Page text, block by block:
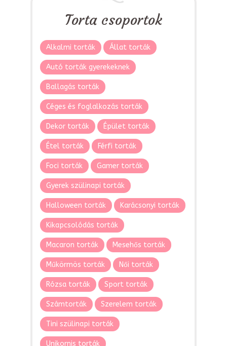
Torta csoportok
Alkalmi torták Állat torták
Autó torták gyerekeknek
Ballagás torták
Céges és foglalkozás torták
Dekor torták Épület torták
Étel torták Férfi torták
Foci torták Gamer torták
Gyerek szülinapi torták
Halloween torták Karácsonyi torták
Kikapcsolódás torták
Macaron torták Mesehős torták
Műkörmös torták Női torták
Rózsa torták Sport torták
Számtorták Szerelem torták
Tini szülinapi torták
Unikornis torták